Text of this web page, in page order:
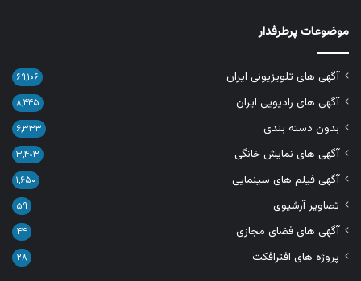
موضوعات پرطرفدار
آگهی های تلویزیونی ایران ۶۹,۱۰۶
آگهی های رادیویی ایران ۸,۴۴۵
بدون دسته بندی ۶,۳۳۳
آگهی های نمایش خانگی ۳,۴۰۳
آگهی فیلم های سینمایی ۱,۶۵۰
تصاویر آرشیوی ۵۹
آگهی های فضای مجازی ۴۴
پروژه های افترافکت ۲۸